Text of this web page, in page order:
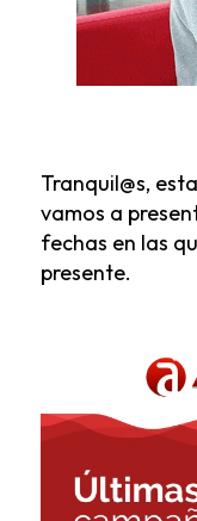
Tranquil@s,
vamos a
fechas en las
presente.